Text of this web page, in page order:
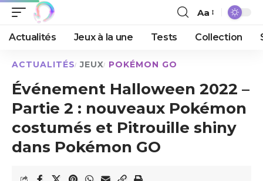
Aa
Actualités Jeux à la une Tests Collection
ACTUALITÉS JEUX POKÉMON GO
Événement Halloween 2022 –
Partie 2 : nouveaux Pokémon
costumés et Pitrouille shiny
dans Pokémon GO